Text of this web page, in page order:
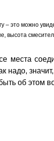
– это можно
высота
места
надо,
об этом